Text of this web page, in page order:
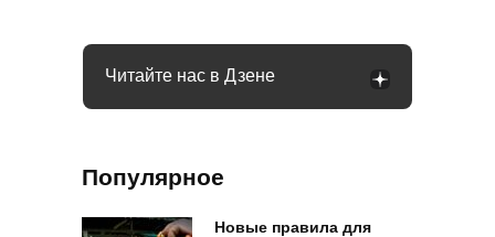
Читайте нас в Дзене
Популярное
Новые правила для